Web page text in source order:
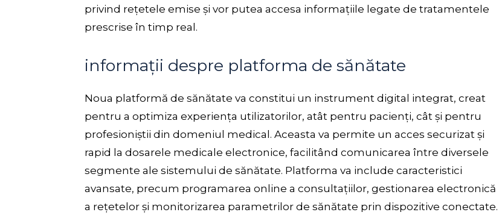
privind rețetele emise și vor putea accesa informațiile legate de tratamentele
prescrise în timp real.
informații despre platforma de sănătate
Noua platformă de sănătate va constitui un instrument digital integrat, creat
pentru a optimiza experiența utilizatorilor, atât pentru pacienți, cât și pentru
profesioniștii din domeniul medical. Aceasta va permite un acces securizat și
rapid la dosarele medicale electronice, facilitând comunicarea între diversele
segmente ale sistemului de sănătate. Platforma va include caracteristici
avansate, precum programarea online a consultațiilor, gestionarea electronică
a rețetelor și monitorizarea parametrilor de sănătate prin dispozitive conectate.